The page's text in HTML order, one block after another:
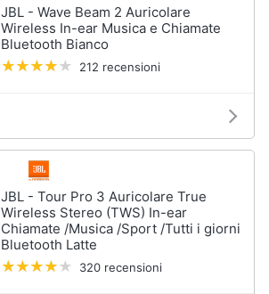
JBL - Wave Beam 2 Auricolare
Wireless In-ear Musica e Chiamate
Bluetooth Bianco
212 recensioni
JBL - Tour Pro 3 Auricolare True
Wireless Stereo (TWS) In-ear
Chiamate /Musica /Sport /Tutti i giorni
Bluetooth Latte
320 recensioni